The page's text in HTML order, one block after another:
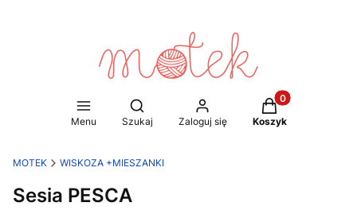
Menu
Otwórz wyszukiwarkę
Szukaj Zaloguj się
Produkty w
Koszyk
MOTEK WISKOZA +MIESZANKI
Sesia PESCA